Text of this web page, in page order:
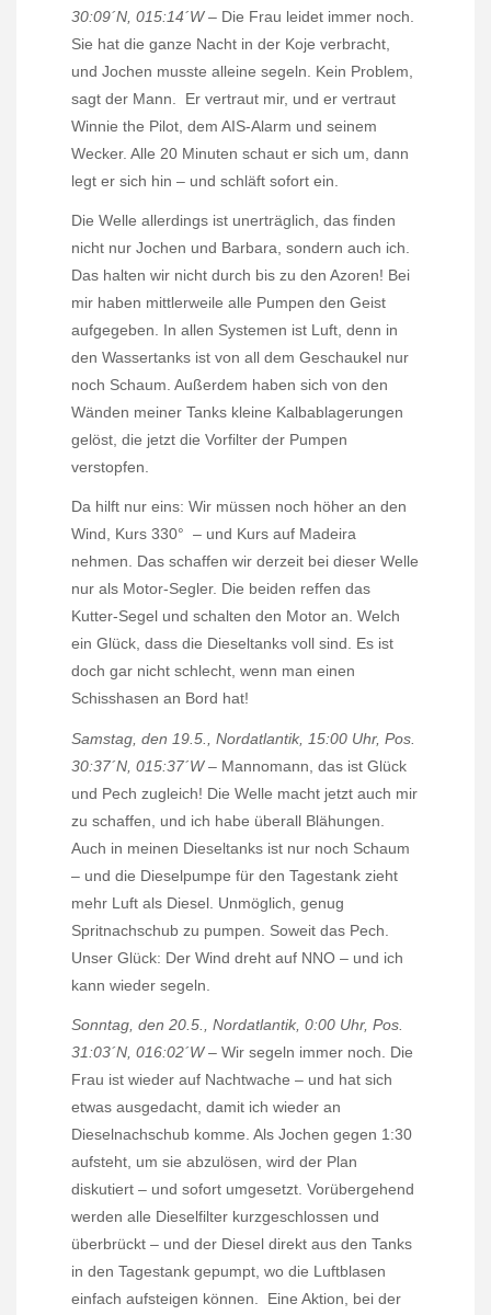
30:09´N, 015:14´W– Die Frau leidet immer noch.
Sie hat die ganze Nacht in der Koje verbracht,
und Jochen musste alleine segeln. Kein Problem,
sagt der Mann.
Er vertraut mir, und er vertraut
Winnie the Pilot, dem AIS-Alarm und seinem
Wecker. Alle 20 Minuten schaut er sich um, dann
legt er sich hin – und schläft sofort ein.
Die Welle allerdings ist unerträglich, das finden
nicht nur Jochen und Barbara, sondern auch ich.
Das halten wir nicht durch bis zu den Azoren! Bei
mir haben mittlerweile alle Pumpen den Geist
aufgegeben. In allen Systemen ist Luft, denn in
den Wassertanks ist von all dem Geschaukel nur
noch Schaum. Außerdem haben sich von den
Wänden meiner Tanks kleine Kalbablagerungen
gelöst, die jetzt die Vorfilter der Pumpen
verstopfen.
Da hilft nur eins: Wir müssen noch höher an den
Wind, Kurs 330° – und Kurs auf Madeira
nehmen. Das schaffen wir derzeit bei dieser Welle
nur als Motor-Segler. Die beiden reffen das
Kutter-Segel und schalten den Motor an. Welch
ein Glück, dass die Dieseltanks voll sind. Es ist
doch gar nicht schlecht, wenn man einen
Schisshasen an Bord hat!
Samstag, den 19.5., Nordatlantik, 15:00 Uhr, Pos.
30:37´N, 015:37´W– Mannomann, das ist Glück
und Pech zugleich! Die Welle macht jetzt auch mir
zu schaffen, und ich habe überall Blähungen.
Auch in meinen Dieseltanks ist nur noch Schaum
– und die Dieselpumpe für den Tagestank zieht
mehr Luft als Diesel. Unmöglich, genug
Spritnachschub zu pumpen. Soweit das Pech.
Unser Glück: Der Wind dreht auf NNO – und ich
kann wieder segeln.
Sonntag, den 20.5., Nordatlantik, 0:00 Uhr, Pos.
31:03´N, 016:02´W– Wir segeln immer noch. Die
Frau ist wieder auf Nachtwache – und hat sich
etwas ausgedacht, damit ich wieder an
Dieselnachschub komme. Als Jochen gegen 1:30
aufsteht, um sie abzulösen, wird der Plan
diskutiert – und sofort umgesetzt. Vorübergehend
werden alle Dieselfilter kurzgeschlossen und
überbrückt – und der Diesel direkt aus den Tanks
in den Tagestank gepumpt, wo die Luftblasen
einfach aufsteigen können.
Eine Aktion, bei der